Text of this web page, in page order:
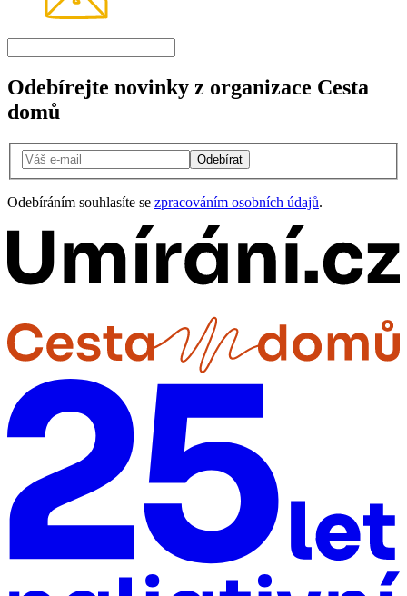
Odebírejte novinky z organizace Cesta
domů
Odebírat
Odebíráním souhlasíte se zpracováním osobních údajů.